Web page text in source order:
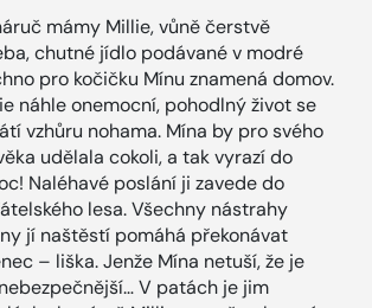
mámy Millie, vůně čerstvě
chutné jídlo podávané v modré
pro kočičku Mínu znamená domov.
náhle onemocní, pohodlný život se
vzhůru nohama. Mína by pro svého
udělala cokoli, a tak vyrazí do
Naléhavé poslání ji zavede do
lesa. Všechny nástrahy
jí naštěstí pomáhá překonávat
– liška. Jenže Mína netuší, že je
V patách je jim